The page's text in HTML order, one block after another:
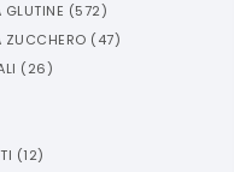
(572)
ZUCCHERO (47)
(26)
(12)